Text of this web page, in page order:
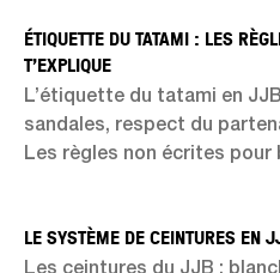
ÉTIQUETTE DU TATAMI : LES
T’EXPLIQUE
L’étiquette du tatami en
sandales, respect du
Les règles non écrites pour
LE SYSTÈME DE CEINTURES EN